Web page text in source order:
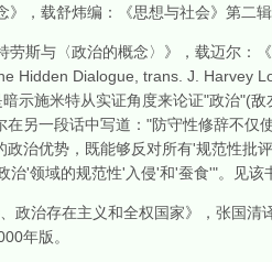
，载舒炜编：《思想与社会》第二
斯与〈政治的概念〉》，载迈尔：
Hidden Dialogue, trans. J. Harvey
暗示施米特从实证角度来论证"政治"(
在另一段话中写道："防守性修辞不
政治优势，既能够反对所有'规范性批
治'领域的规范性'入侵'和'蚕食'"。见该
治存在主义和全权国家》，张国清
年版。